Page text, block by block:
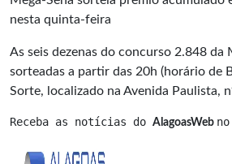
nesta quinta-feira
As seis dezenas do concurso 2.848 da
sorteadas a partir das 20h (horário de
Sorte, localizado na Avenida Paulista,
Receba as notícias do AlagoasWeb